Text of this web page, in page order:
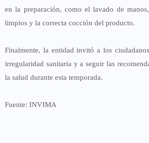
en la preparación, como el lavado de
limpios y la correcta cocción del producto.
Finalmente, la entidad invitó a los
irregularidad sanitaria y a seguir las
la salud durante esta temporada.
Fuente: INVIMA